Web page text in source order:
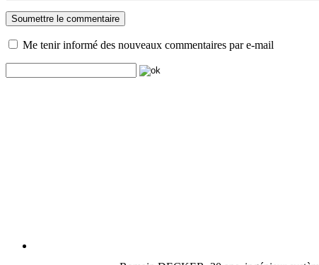
Me tenir informé des nouveaux commentaires par e-mail